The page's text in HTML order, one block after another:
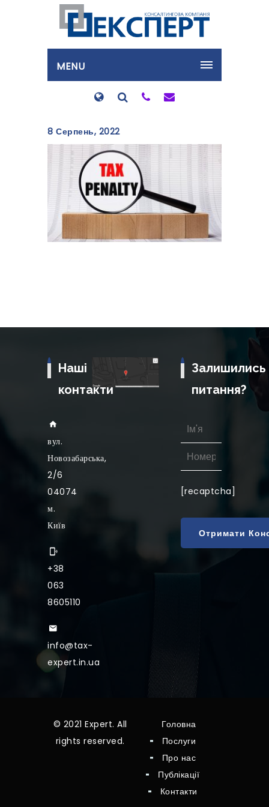
MENU
8 Серпень, 2022
Наші
контакти
вул.
Новозабарська,
2/6
04074
м.
Київ
+38
063
8605110
info@tax-
expert.in.ua
Залишились
питання?
[recaptcha]
© 2021 Expert. All
rights reserved.
Головна
Послуги
Про нас
Публікації
Контакти